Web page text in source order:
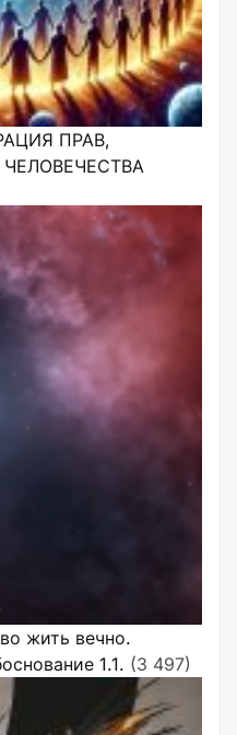
ПРАВ,
жить вечно.
1.1. (3 497)